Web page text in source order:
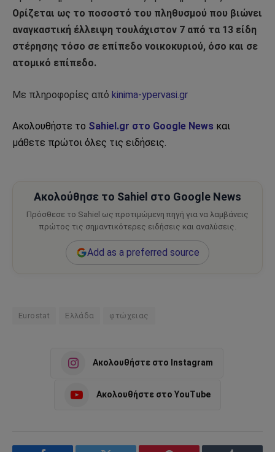
Ορίζεται ως το ποσοστό του πληθυσμού που βιώνει
αναγκαστική έλλειψη τουλάχιστον 7 από τα 13 είδη
στέρησης τόσο σε επίπεδο νοικοκυριού, όσο και σε
ατομικό επίπεδο.
Με πληροφορίες από kinima-ypervasi.gr
Ακολουθήστε το Sahiel.gr στο Google News και
μάθετε πρώτοι όλες τις ειδήσεις.
Ακολούθησε το Sahiel στο Google News
Πρόσθεσε το Sahiel ως προτιμώμενη πηγή για να λαμβάνεις
πρώτος τις σημαντικότερες ειδήσεις και αναλύσεις.
Add as a preferred source
Eurostat Ελλάδα φτώχειας
Ακολουθήστε στο Instagram
Ακολουθήστε στο YouTube